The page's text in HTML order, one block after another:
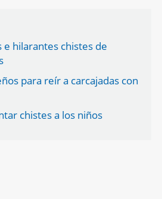
hilarantes chistes de
para reír a carcajadas con
chistes a los niños